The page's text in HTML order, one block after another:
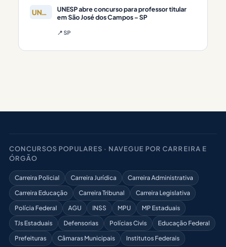
UNESP
UNESP abre concurso para professor titular
em São José dos Campos – SP
📍 SP
CONCURSOS POPULARES · NAVEGUE POR CARREIRA E
ÓRGÃO
Carreira Policial Carreira Jurídica
Carreira Administrativa
Carreira Educação
Carreira Tribunal
Carreira Legislativa
Polícia Federal
AGU INSS MPU
MP Estaduais
TJs Estaduais
Defensorias Polícias Civis
Educação Federal
Prefeituras
Câmaras Municipais Institutos Federais